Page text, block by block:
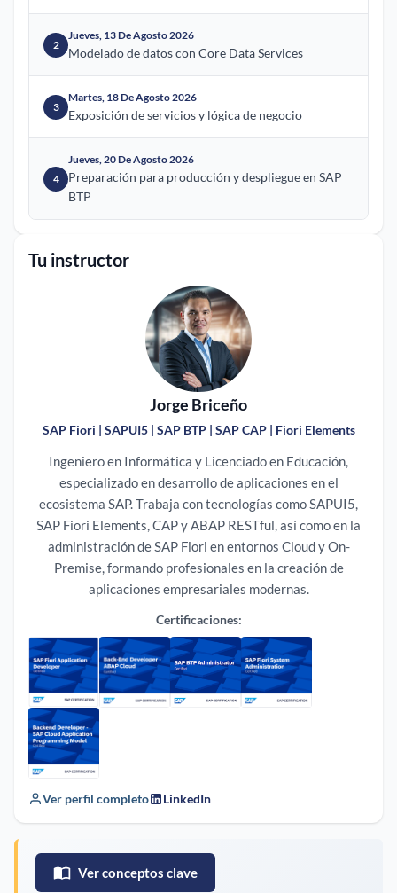
2
Jueves, 13 De Agosto 2026
Modelado de datos con Core Data Services
3
Martes, 18 De Agosto 2026
Exposición de servicios y lógica de negocio
4
Jueves, 20 De Agosto 2026
Preparación para producción y despliegue en SAP
BTP
Tu instructor
Jorge Briceño
SAP Fiori | SAPUI5 | SAP BTP | SAP CAP | Fiori Elements
Ingeniero en Informática y Licenciado en Educación,
especializado en desarrollo de aplicaciones en el
ecosistema SAP. Trabaja con tecnologías como SAPUI5,
SAP Fiori Elements, CAP y ABAP RESTful, así como en la
administración de SAP Fiori en entornos Cloud y On-
Premise, formando profesionales en la creación de
aplicaciones empresariales modernas.
Certificaciones:
Ver perfil completo LinkedIn
Ver conceptos clave